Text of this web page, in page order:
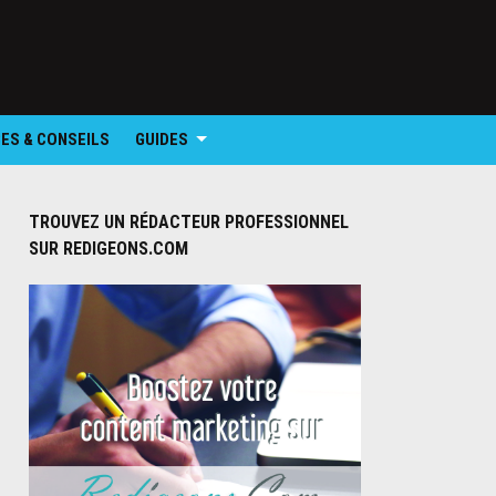
& CONSEILS GUIDES
TROUVEZ UN RÉDACTEUR PROFESSIONNEL
SUR REDIGEONS.COM